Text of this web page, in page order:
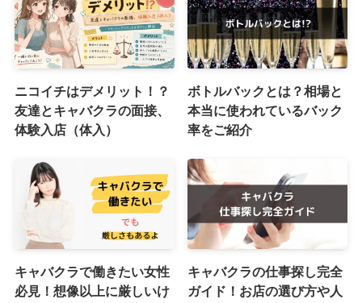
ニコイチはデメリット！？
友達とキャバクラの面接、
体験入店（体入）
ボトルバックとは？相場と
本当に使われているバック
率をご紹介
キャバクラで働きたい女性
必見！想像以上に厳しいけ
キャバクラの仕事探し完全
ガイド！お店の選び方や人